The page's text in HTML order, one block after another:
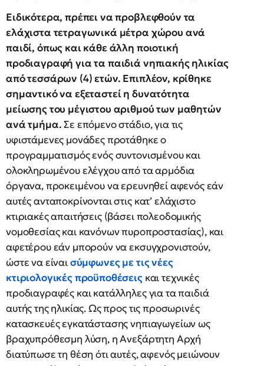
Ειδικότερα, πρέπει να προβλεφθούν τα
ελάχιστα τετραγωνικά μέτρα χώρου ανά
παιδί, όπως και κάθε άλλη ποιοτική
προδιαγραφή για τα παιδιά νηπιακής ηλικίας
από τεσσάρων (4) ετών. Επιπλέον, κρίθηκε
σημαντικό να εξεταστεί η δυνατότητα
μείωσης του μέγιστου αριθμού των μαθητών
ανά τμήμα.Σε επόμενο στάδιο, για τις
υφιστάμενες μονάδες προτάθηκε ο
προγραμματισμός ενός συντονισμένου και
ολοκληρωμένου ελέγχου από τα αρμόδια
όργανα, προκειμένου να ερευνηθεί αφενός εάν
αυτές ανταποκρίνονται στις κατ’ ελάχιστο
κτιριακές απαιτήσεις (βάσει πολεοδομικής
νομοθεσίας και κανόνων πυροπροστασίας), και
αφετέρου εάν μπορούν να εκσυγχρονιστούν,
ώστε να είναισύμφωνες με τις νέες
κτιριολογικές προϋποθέσειςκαι τεχνικές
προδιαγραφές και κατάλληλες για τα παιδιά
αυτής της ηλικίας. Ως προς τις προσωρινές
κατασκευές εγκατάστασης νηπιαγωγείων ως
βραχυπρόθεσμη λύση, η Ανεξάρτητη Αρχή
διατύπωσε τη θέση ότι αυτές, αφενός μειώνουν